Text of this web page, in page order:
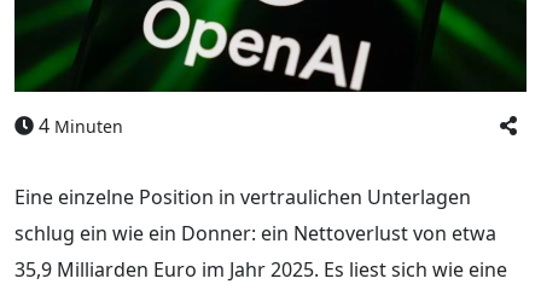
4 Minuten
Eine einzelne Position in vertraulichen Unterlagen
schlug ein wie ein Donner: ein Nettoverlust von etwa
35,9 Milliarden Euro im Jahr 2025. Es liest sich wie eine